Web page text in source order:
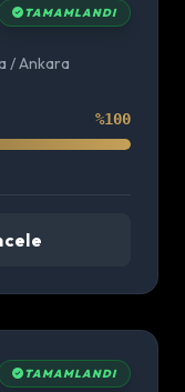
TAMAMLANDI
/ Ankara
%100
TAMAMLANDI